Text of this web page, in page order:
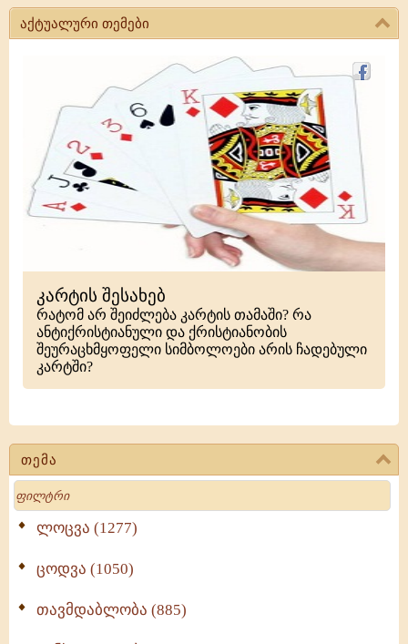
თემა
Search
ლოცვა (1277)
ცოდვა (1050)
თავმდაბლობა (885)
აქტუალური თემები
კარტის შესახებ
რატომ არ შეიძლება კარტის თამაში? რა
ანტიქრისტიანული და ქრისტიანობის
შეურაცხმყოფელი სიმბოლოები არის ჩადებული
კარტში?